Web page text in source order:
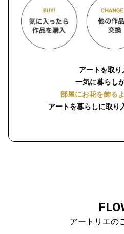
アートを取り
一気に暮らし
部屋にお花を飾る
アートを暮らしに取り
アートリエの